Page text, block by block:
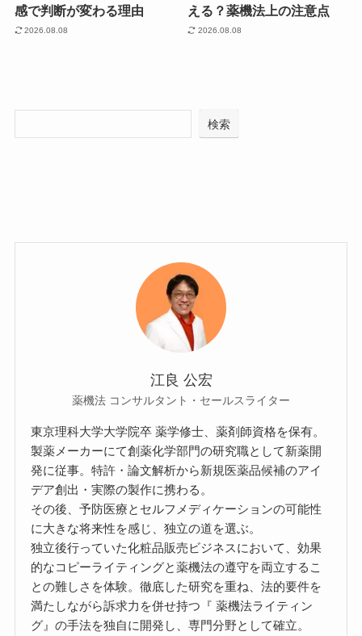
感で判断が変わる理由
2026.08.08
える？薬機法上の注意点
2026.08.08
検索
江良 公宏
薬機法 コンサルタント・セールスライター
東京理科大学大学院卒 薬学修士、薬剤師資格を保有。
製薬メーカーにて創薬化学部門の研究職として新薬開
発に従事。特許・論文解析から新規医薬品候補のアイ
デア創出・実際の製作に携わる。
その後、予防医療とセルフメディケーションの可能性
に大きな将来性を感じ、独立の道を選ぶ。
独立後行っていた化粧品販売ビジネスにおいて、効果
的なコピーライティングと薬機法の遵守を両立するこ
との難しさを体験。徹底した研究を重ね、法的要件を
満たしながら訴求力を併せ持つ『 薬機法ライティン
グ』の手法を独自に開発し、専門分野として確立。